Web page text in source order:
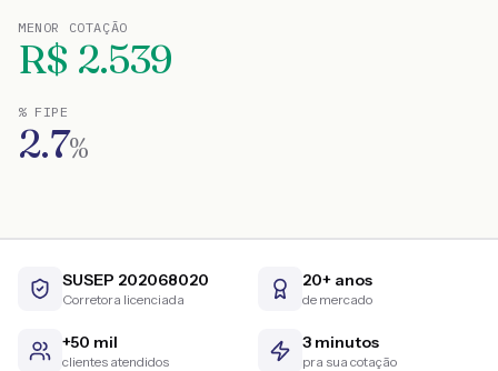
MENOR COTAÇÃO
R$ 2.539
% FIPE
2.7%
SUSEP 202068020
Corretora licenciada
20+ anos
de mercado
+50 mil
clientes atendidos
3 minutos
pra sua cotação